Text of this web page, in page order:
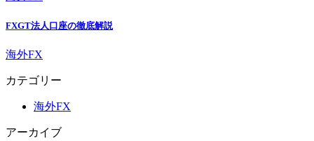
FXGT法人口座の徹底解説
海外FX
カテゴリー
海外FX
アーカイブ